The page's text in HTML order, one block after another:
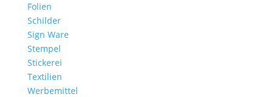
Folien
Schilder
Sign Ware
Stempel
Stickerei
Textilien
Werbemittel